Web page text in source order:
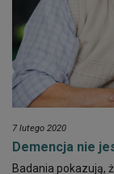
7 lutego 2020
Demencja nie
Badania pokazują,